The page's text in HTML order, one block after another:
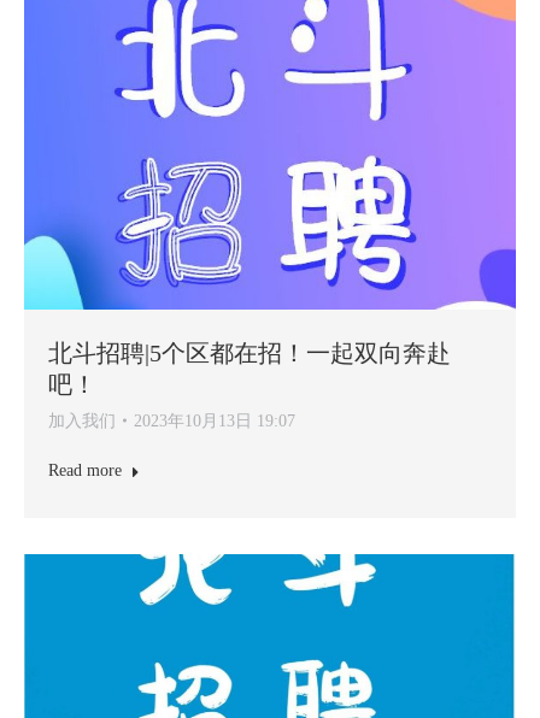
北斗招聘|5个区都在招！一起双向奔赴
吧！
加入我们 2023年10月13日 19:07
Read more